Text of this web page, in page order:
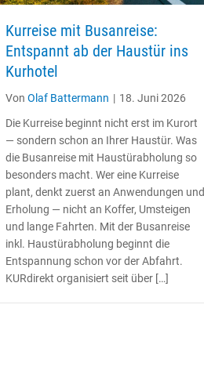
Kurreise mit Busanreise:
Entspannt ab der Haustür ins
Kurhotel
Von Olaf Battermann | 18. Juni 2026
Die Kurreise beginnt nicht erst im Kurort
— sondern schon an Ihrer Haustür. Was
die Busanreise mit Haustürabholung so
besonders macht. Wer eine Kurreise
plant, denkt zuerst an Anwendungen und
Erholung — nicht an Koffer, Umsteigen
und lange Fahrten. Mit der Busanreise
inkl. Haustürabholung beginnt die
Entspannung schon vor der Abfahrt.
KURdirekt organisiert seit über […]